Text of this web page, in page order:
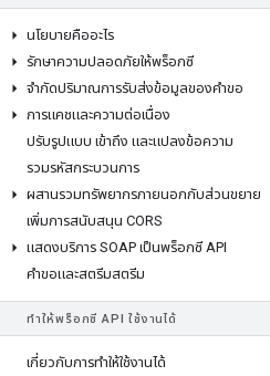
นโยบายคืออะไร
รักษาความปลอดภัยให้พร็อกซี
จํากัดปริมาณการรับส่งข้อมูลของคําขอ
การแคชและความต่อเนื่อง
ปรับรูปแบบ เข้าถึง และแปลงข้อความ
รวมรหัสกระบวนการ
ผสานรวมทรัพยากรภายนอกกับส่วนขยาย
เพิ่มการสนับสนุน CORS
แสดงบริการ SOAP เป็นพร็อกซี API
คําขอและสตรีมสตรีม
ทําให้พร็อกซี API ใช้งานได้
เกี่ยวกับการทําให้ใช้งานได้